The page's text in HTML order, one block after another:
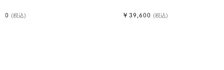
(税込) ￥39,600 (税込)